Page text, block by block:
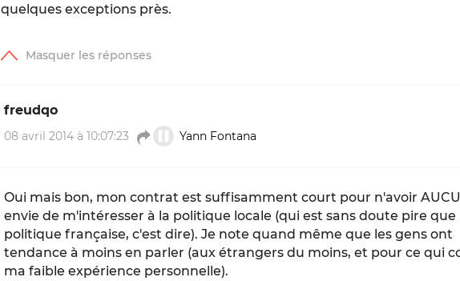
quelques exceptions près.
freudqo
08 avril 2014 à 10:07:23 Yann Fontana
Oui mais bon, mon contrat est suffisamment court pour n'avoir
envie de m'intéresser à la politique locale (qui est sans doute pire que
politique française, c'est dire). Je note quand même que les gens ont
tendance à moins en parler (aux étrangers du moins, et pour ce qui
ma faible expérience personnelle).